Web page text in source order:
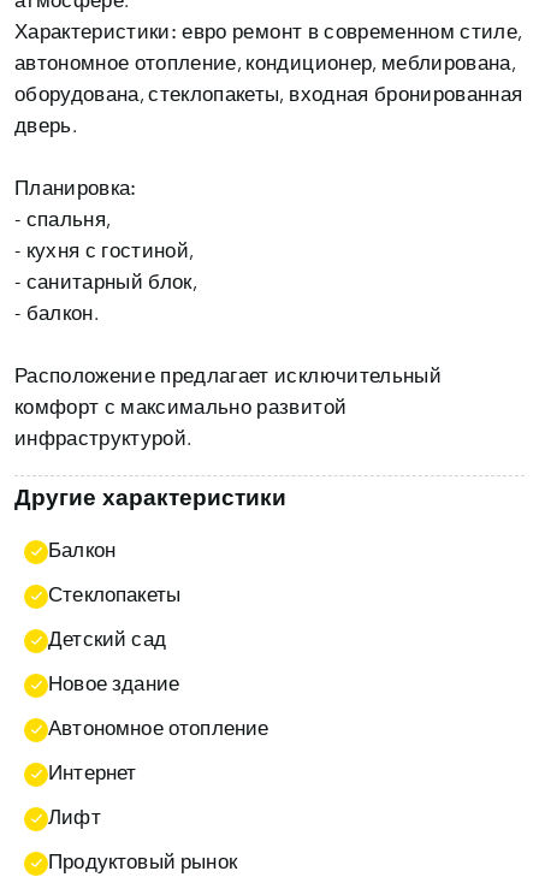
Характеристики: евро ремонт в современном стиле,
автономное отопление, кондиционер, меблирована,
оборудована, стеклопакеты, входная бронированная
дверь.
Планировка:
- спальня,
- кухня с гостиной,
- санитарный блок,
- балкон.
Расположение предлагает исключительный
комфорт с максимально развитой
инфраструктурой.
Другие характеристики
Балкон
Стеклопакеты
Детский сад
Новое здание
Автономное отопление
Интернет
Лифт
Продуктовый рынок